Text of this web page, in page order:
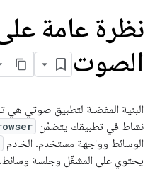
نظرة عامة
الصوت
البنية المفضلة لتطبيق صوتي هي
نشاط في تطبيقك يتضمّن
الوسائط وواجهة مستخدم. الخادم
يحتوي على المشغّل وجلسة وسائط.